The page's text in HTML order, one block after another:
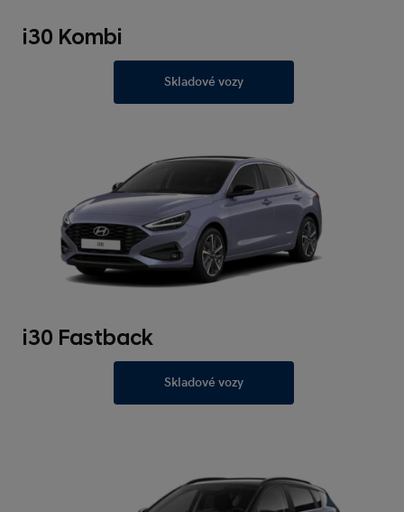
i30 Kombi
Skladové vozy
i30 Fastback
Skladové vozy